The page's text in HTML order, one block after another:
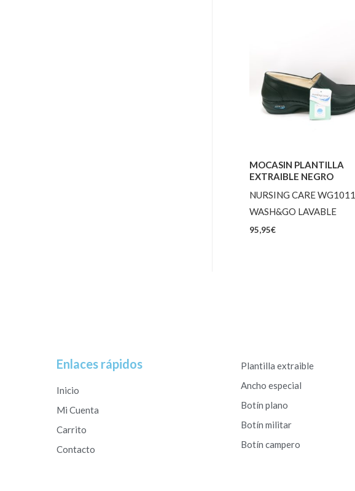
MOCASIN PLANTILLA
EXTRAIBLE NEGRO
NURSING CARE WG1011
WASH&GO LAVABLE
95,95€
Enlaces rápidos
Inicio
Mi Cuenta
Carrito
Contacto
Plantilla extraible
Ancho especial
Botín plano
Botín militar
Botín campero